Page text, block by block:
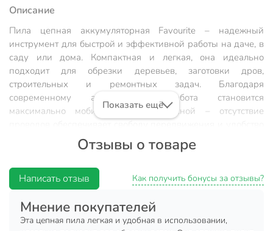
Описание
Пила цепная аккумуляторная Favourite – надежный
инструмент для быстрой и эффективной работы на даче, в
саду или дома. Компактная и легкая, она идеально
подходит для обрезки деревьев, заготовки дров,
строительных и ремонтных задач. Благодаря
современному аккумулятору работа становится
максимально мобильной и безопасной – отсутствие
в использовании даже в труднодоступных местах.
Сбалансированная конструкция и небольшой вес
позволяют работать одной рукой, что особенно ценно при
длительных операциях и в ограниченном пространстве.
Преимущества:
мобильность: аккумуляторная работа позволяет
Показать ещё
Отзывы о товаре
Написать отзыв Как получить бонусы за отзывы?
Мнение покупателей
Эта цепная пила легкая и удобная в использовании,